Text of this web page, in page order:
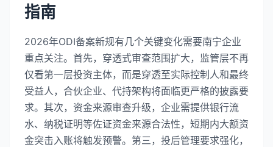
指南
2026年ODI备案新规有几个关键变化需要南宁企业
重点关注。首先，穿透式审查范围扩大，监管层不再
仅看第一层投资主体，而是穿透至实际控制人和最终
受益人，合伙企业、代持架构将面临更严格的披露要
求。其次，资金来源审查升级，企业需提供银行流
水、纳税证明等佐证资金来源合法性，短期内大额资
金突击入账将触发预警。第三，投后管理要求强化，